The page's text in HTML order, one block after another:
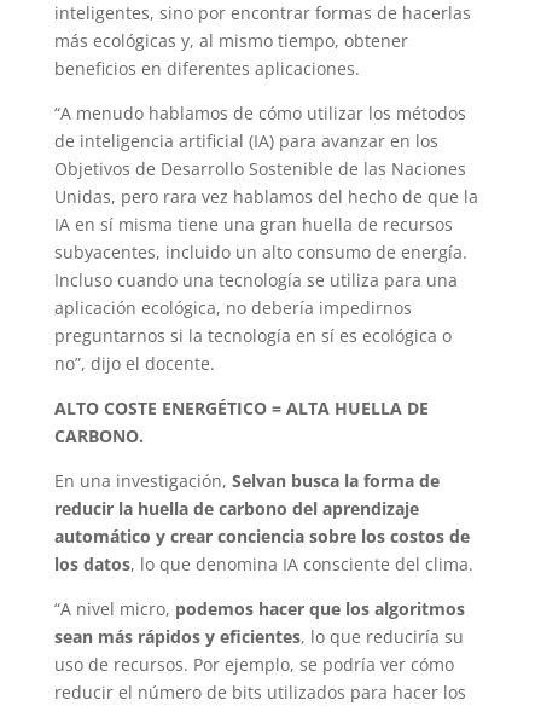
inteligentes, sino por encontrar formas de hacerlas
más ecológicas y, al mismo tiempo, obtener
beneficios en diferentes aplicaciones.
“A menudo hablamos de cómo utilizar los métodos
de inteligencia artificial (IA) para avanzar en los
Objetivos de Desarrollo Sostenible de las Naciones
Unidas, pero rara vez hablamos del hecho de que la
IA en sí misma tiene una gran huella de recursos
subyacentes, incluido un alto consumo de energía.
Incluso cuando una tecnología se utiliza para una
aplicación ecológica, no debería impedirnos
preguntarnos si la tecnología en sí es ecológica o
no”, dijo el docente.
ALTO COSTE ENERGÉTICO = ALTA HUELLA DE
CARBONO.
En una investigación, Selvan busca la forma de
reducir la huella de carbono del aprendizaje
automático y crear conciencia sobre los costos de
los datos, lo que denomina IA consciente del clima.
“A nivel micro, podemos hacer que los algoritmos
sean más rápidos y eficientes, lo que reduciría su
uso de recursos. Por ejemplo, se podría ver cómo
reducir el número de bits utilizados para hacer los